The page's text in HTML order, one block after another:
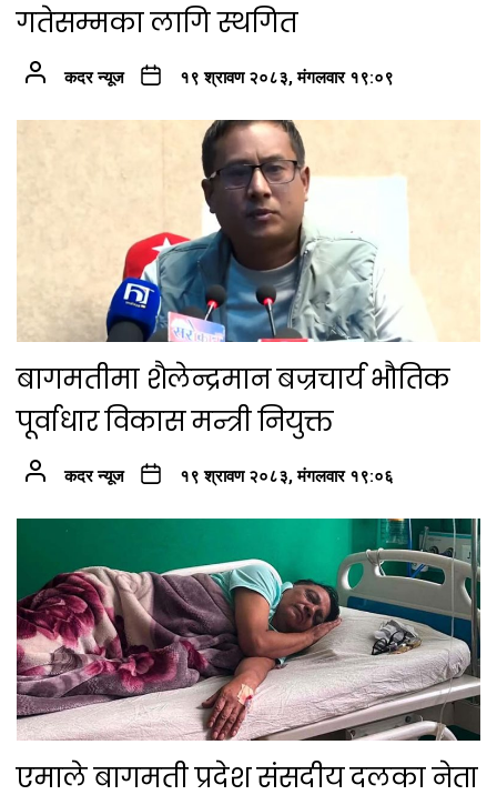
गतेसम्मका लागि स्थगित
कदर न्यूज १९ श्रावण २०८३, मंगलवार १९:०९
बागमतीमा शैलेन्द्रमान बज्रचार्य भौतिक
पूर्वाधार विकास मन्त्री नियुक्त
कदर न्यूज १९ श्रावण २०८३, मंगलवार १९:०६
एमाले बागमती प्रदेश संसदीय दलका नेता